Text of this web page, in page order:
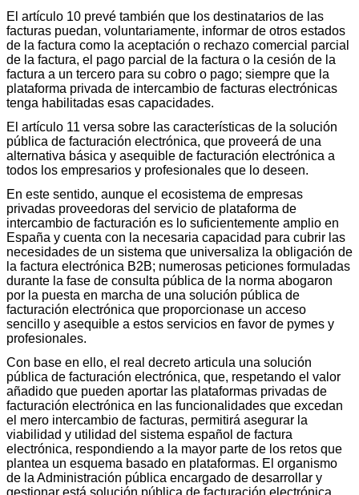
El artículo 10 prevé también que los destinatarios de las
facturas puedan, voluntariamente, informar de otros estados
de la factura como la aceptación o rechazo comercial parcial
de la factura, el pago parcial de la factura o la cesión de la
factura a un tercero para su cobro o pago; siempre que la
plataforma privada de intercambio de facturas electrónicas
tenga habilitadas esas capacidades.
El artículo 11 versa sobre las características de la solución
pública de facturación electrónica, que proveerá de una
alternativa básica y asequible de facturación electrónica a
todos los empresarios y profesionales que lo deseen.
En este sentido, aunque el ecosistema de empresas
privadas proveedoras del servicio de plataforma de
intercambio de facturación es lo suficientemente amplio en
España y cuenta con la necesaria capacidad para cubrir las
necesidades de un sistema que universaliza la obligación de
la factura electrónica B2B; numerosas peticiones formuladas
durante la fase de consulta pública de la norma abogaron
por la puesta en marcha de una solución pública de
facturación electrónica que proporcionase un acceso
sencillo y asequible a estos servicios en favor de pymes y
profesionales.
Con base en ello, el real decreto articula una solución
pública de facturación electrónica, que, respetando el valor
añadido que pueden aportar las plataformas privadas de
facturación electrónica en las funcionalidades que excedan
el mero intercambio de facturas, permitirá asegurar la
viabilidad y utilidad del sistema español de factura
electrónica, respondiendo a la mayor parte de los retos que
plantea un esquema basado en plataformas. El organismo
de la Administración pública encargado de desarrollar y
gestionar está solución pública de facturación electrónica